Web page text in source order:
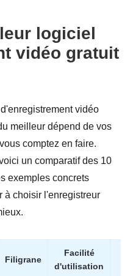
logiciel
vidéo gratuit
vidéo
meilleur dépend de vos
comptez en faire.
un comparatif des 10
exemples concrets
à choisir l'enregistreur
Filigrane
Facilité
d'utilisation